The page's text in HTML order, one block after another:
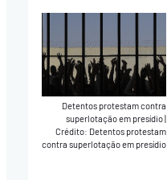
Detentos protestam contra
superlotação em presídio|
Crédito: Detentos protestam
contra superlotação em presídio